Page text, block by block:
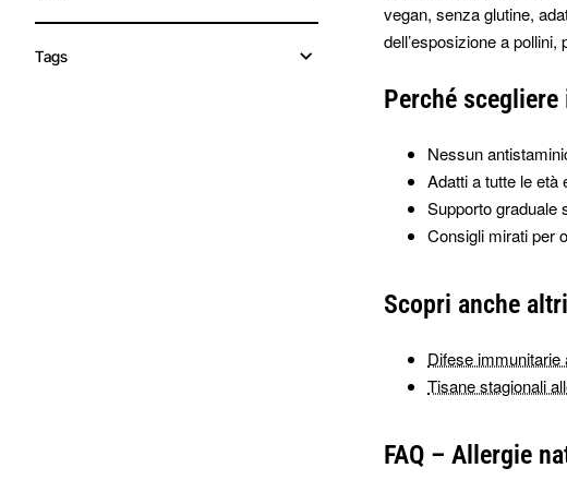
Tags
vegan, senza glutine,
dell’esposizione a
Perché
Nessun
Adatti a tutte le età
Supporto graduale
Consigli mirati per
Scopri anche
Difese immunitarie
Tisane stagionali
FAQ – Allergie